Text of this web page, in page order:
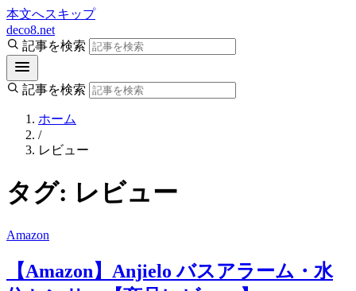
本文へスキップ
deco8.net
記事を検索
記事を検索
ホーム
/
レビュー
タグ: レビュー
Amazon
【Amazon】Anjielo バスアラーム・水